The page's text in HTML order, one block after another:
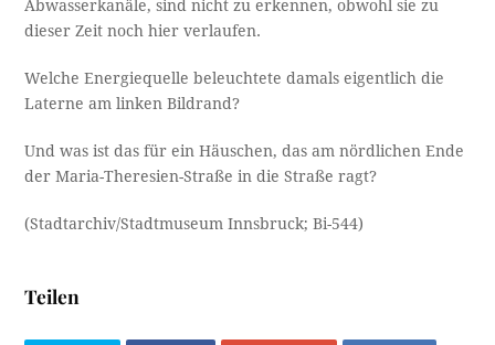
Abwasserkanäle, sind nicht zu erkennen, obwohl sie zu
dieser Zeit noch hier verlaufen.
Welche Energiequelle beleuchtete damals eigentlich die
Laterne am linken Bildrand?
Und was ist das für ein Häuschen, das am nördlichen Ende
der Maria-Theresien-Straße in die Straße ragt?
(Stadtarchiv/Stadtmuseum Innsbruck; Bi-544)
Teilen